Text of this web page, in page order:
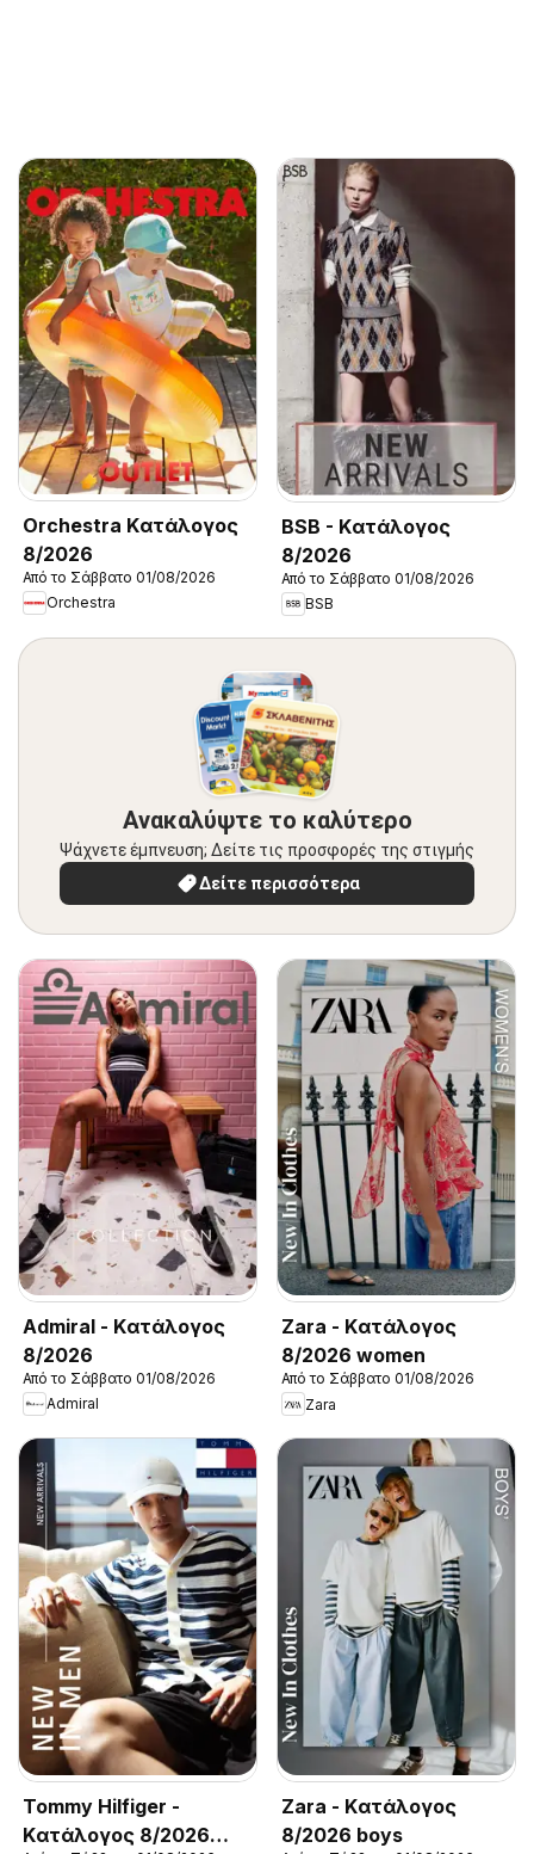
Orchestra Kατάλογος
8/2026
Από το Σάββατο 01/08/2026
Orchestra
BSB - Kατάλογος
8/2026
Από το Σάββατο 01/08/2026
BSB
Ανακαλύψτε το καλύτερο
Ψάχνετε έμπνευση; Δείτε τις προσφορές της στιγμής
Δείτε περισσότερα
Admiral - Kατάλογος
8/2026
Από το Σάββατο 01/08/2026
Admiral
Zara - Kατάλογος
8/2026 women
Από το Σάββατο 01/08/2026
Zara
Tommy Hilfiger -
Kατάλογος 8/2026
Zara - Kατάλογος
8/2026 boys